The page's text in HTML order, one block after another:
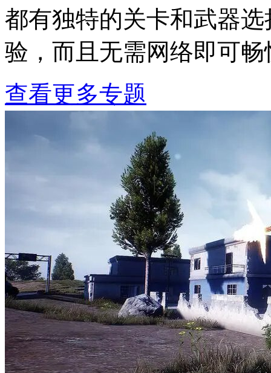
都有独特的关卡和武器
验，而且无需网络即可畅
查看更多专题